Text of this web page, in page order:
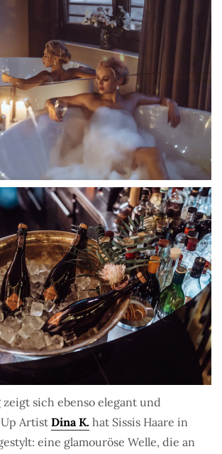
zeigt sich ebenso elegant und
ArtistDina K. hat Sissis Haare in
eine glamouröse Welle, die an